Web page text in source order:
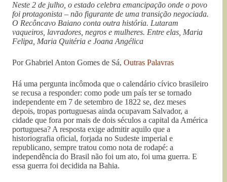
Neste 2 de julho, o estado celebra emancipação onde o povo
foi protagonista – não figurante de uma transição negociada.
O Recôncavo Baiano conta outra história. Lutaram
vaqueiros, lavradores, negros e mulheres. Entre elas, Maria
Felipa, Maria Quitéria e Joana Angélica
Por Ghabriel Anton Gomes de Sá, Outras Palavras
Há uma pergunta incômoda que o calendário cívico brasileiro
se recusa a responder: como pode um país ter se tornado
independente em 7 de setembro de 1822 se, dez meses
depois, tropas portuguesas ainda ocupavam Salvador, a
cidade que fora por mais de dois séculos a capital da América
portuguesa? A resposta exige admitir aquilo que a
historiografia oficial, forjada no Sudeste imperial e
republicano, sempre tratou como nota de rodapé: a
independência do Brasil não foi um ato, foi uma guerra. E
essa guerra foi decidida na Bahia.